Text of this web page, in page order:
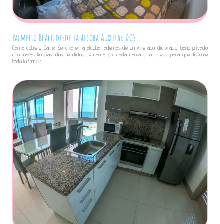
Palmetto Beach desde la Alcoba Auxiliar DOS
Cama doble y Cama Sencilla en la alcoba, además de un Aire acondicionado, baño privado
con toallas limpias, dos tendidos de cama por cada cama y todo esto para que disfrute
toda la familia.